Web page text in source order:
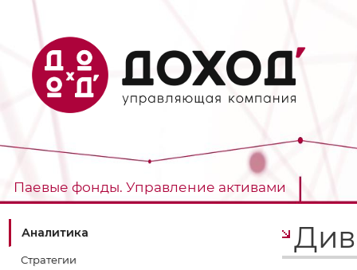
Паевые фонды. Управление активами
Аналитика
Стратегии